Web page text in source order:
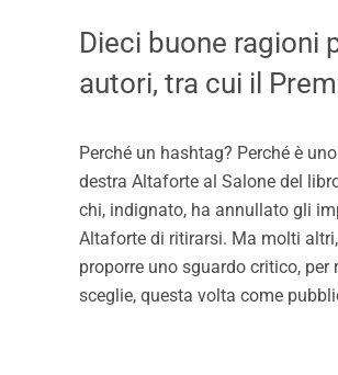
Dieci buone ragioni
autori, tra cui il
Perché un hashtag? Perché è
destra Altaforte al Salone del
chi, indignato, ha annullato gli
Altaforte di ritirarsi. Ma molti
proporre uno sguardo critico,
sceglie, questa volta come